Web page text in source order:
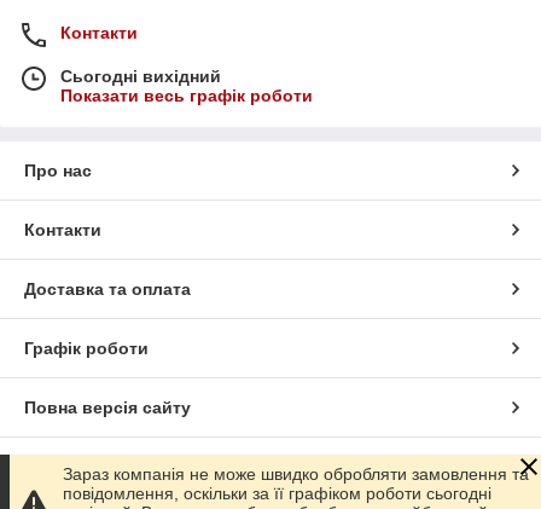
Контакти
Сьогодні вихідний
Показати весь графік роботи
Про нас
Контакти
Доставка та оплата
Графік роботи
Повна версія сайту
Сайт створено на маркетплейсі Prom.ua
Зараз компанія не може швидко обробляти замовлення та
повідомлення, оскільки за її графіком роботи сьогодні